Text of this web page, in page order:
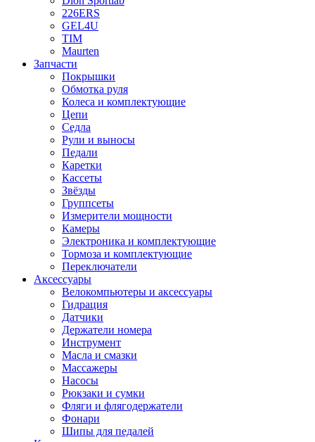
226ERS
GEL4U
TIM
Maurten
Запчасти
Покрышки
Обмотка руля
Колеса и комплектующие
Цепи
Седла
Рули и выносы
Педали
Каретки
Кассеты
Звёзды
Группсеты
Измерители мощности
Камеры
Электроника и комплектующие
Тормоза и комплектующие
Переключатели
Аксессуары
Велокомпьютеры и аксессуары
Гидрация
Датчики
Держатели номера
Инструмент
Масла и смазки
Массажеры
Насосы
Рюкзаки и сумки
Фляги и флягодержатели
Фонари
Шипы для педалей